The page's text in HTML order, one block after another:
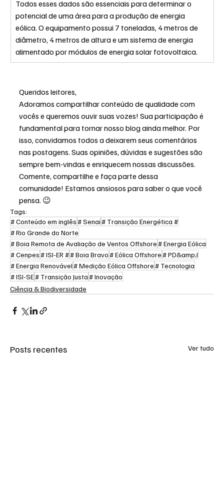
Todos esses dados são essenciais para determinar o
potencial de uma área para a produção de energia
eólica. O equipamento possui 7 toneladas, 4 metros de
diâmetro, 4 metros de altura e um sistema de energia
alimentado por módulos de energia solar fotovoltaica.
Queridos leitores,
Adoramos compartilhar conteúdo de qualidade com
vocês e queremos ouvir suas vozes! Sua participação é
fundamental para tornar nosso blog ainda melhor. Por
isso, convidamos todos a deixarem seus comentários
nas postagens. Suas opiniões, dúvidas e sugestões são
sempre bem-vindas e enriquecem nossas discussões.
Comente, compartilhe e faça parte dessa
comunidade! Estamos ansiosos para saber o que você
pensa. 😉
Tags:
# Conteúdo em inglês# Senai# Transição Energética #
# Rio Grande do Norte
# Boia Remota de Avaliação de Ventos Offshore# Energia Eólica
# Cenpes# ISI-ER ## Boia Bravo# Eólica Offshore# PD&amp;I
# Energia Renovável# Medição Eólica Offshore# Tecnologia
# ISI-SE# Transição Justa# Inovação
Ciência & Biodiversidade
Posts recentes Ver tudo